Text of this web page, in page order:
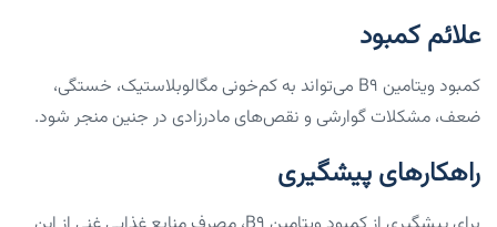
علائم کمبود
کمبود ویتامین B9 می‌تواند به کم‌خونی مگالوبلاستیک، خستگی،
ضعف، مشکلات گوارشی و نقص‌های مادرزادی در جنین منجر شود.
راهکارهای پیشگیری